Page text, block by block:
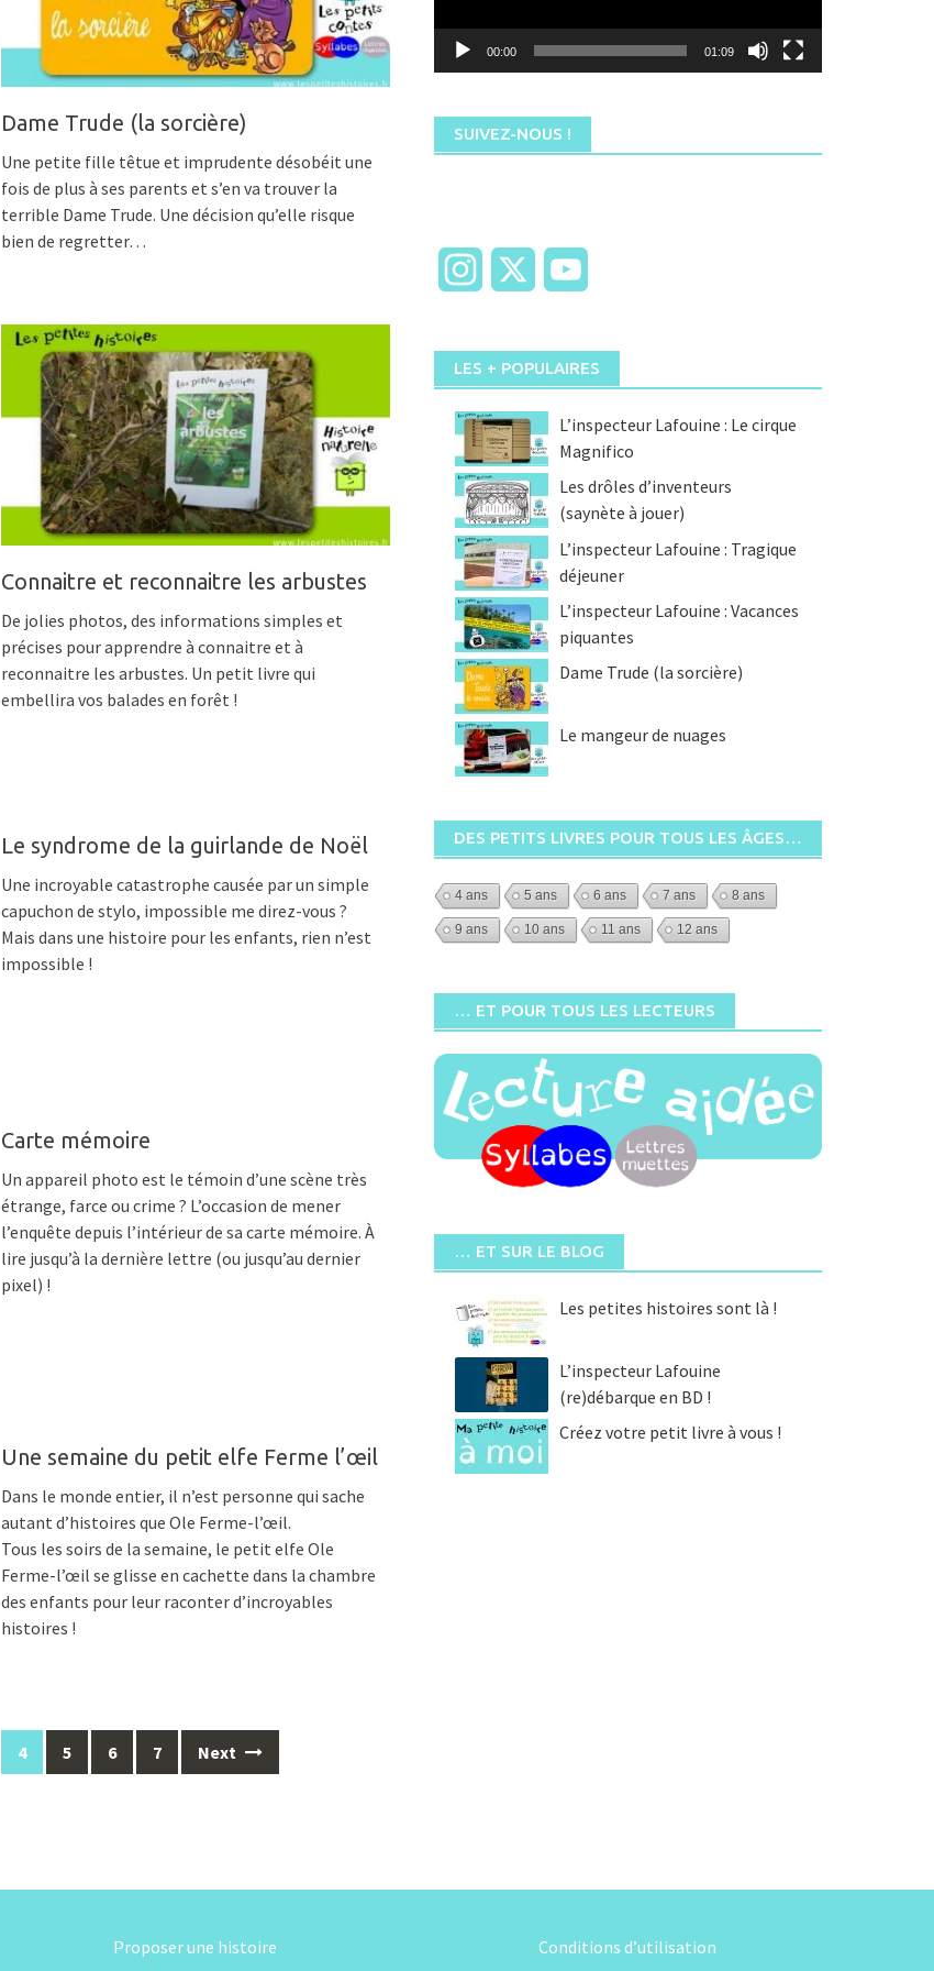
Dame Trude (la sorcière)
Une petite fille têtue et imprudente désobéit une
fois de plus à ses parents et s’en va trouver la
terrible Dame Trude. Une décision qu’elle risque
bien de regretter…
Connaitre et reconnaitre les arbustes
De jolies photos, des informations simples et
précises pour apprendre à connaitre et à
reconnaitre les arbustes. Un petit livre qui
embellira vos balades en forêt !
Le syndrome de la guirlande de Noël
Une incroyable catastrophe causée par un simple
capuchon de stylo, impossible me direz-vous ?
Mais dans une histoire pour les enfants, rien n’est
impossible !
Carte mémoire
Un appareil photo est le témoin d’une scène très
étrange, farce ou crime ? L’occasion de mener
l’enquête depuis l’intérieur de sa carte mémoire. À
lire jusqu’à la dernière lettre (ou jusqu’au dernier
pixel) !
Une semaine du petit elfe Ferme l’œil
Dans le monde entier, il n’est personne qui sache
autant d’histoires que Ole Ferme-l’œil.
Tous les soirs de la semaine, le petit elfe Ole
Ferme-l’œil se glisse en cachette dans la chambre
des enfants pour leur raconter d’incroyables
histoires !
4 5 6 7 Next
00:00 01:09
SUIVEZ-NOUS !
Instagram
LES + POPULAIRES
L’inspecteur Lafouine : Le cirque
Magnifico
Les drôles d’inventeurs
(saynète à jouer)
L’inspecteur Lafouine : Tragique
déjeuner
L’inspecteur Lafouine : Vacances
piquantes
Dame Trude (la sorcière)
Le mangeur de nuages
DES PETITS LIVRES POUR TOUS LES ÂGES…
4 ans 5 ans 6 ans 7 ans 8 ans
9 ans 10 ans 11 ans 12 ans
… ET POUR TOUS LES LECTEURS
… ET SUR LE BLOG
Les petites histoires sont là !
L’inspecteur Lafouine
(re)débarque en BD !
Créez votre petit livre à vous !
Proposer une histoire
Conditions d’utilisation